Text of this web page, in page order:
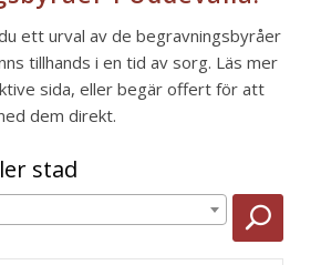
ett urval av de begravningsbyråer
tillhands i en tid av sorg. Läs mer
sida, eller begär offert för att
dem direkt.
stad